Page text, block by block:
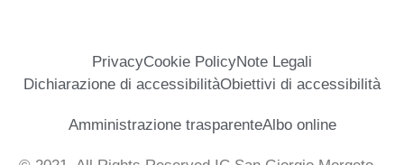
PrivacyCookie PolicyNote Legali
Dichiarazione di accessibilitàObiettivi di accessibilità
Amministrazione trasparenteAlbo online